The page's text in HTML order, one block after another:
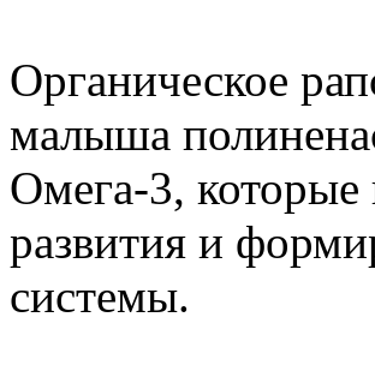
Органическое
малыша
Омега-3, которые
развития и
системы.